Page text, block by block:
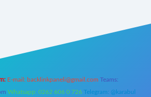
E-mail: backlinkpaneli@gmail.com Teams:
Whatsapp: 0262 606 0 726 Telegram: @karabul